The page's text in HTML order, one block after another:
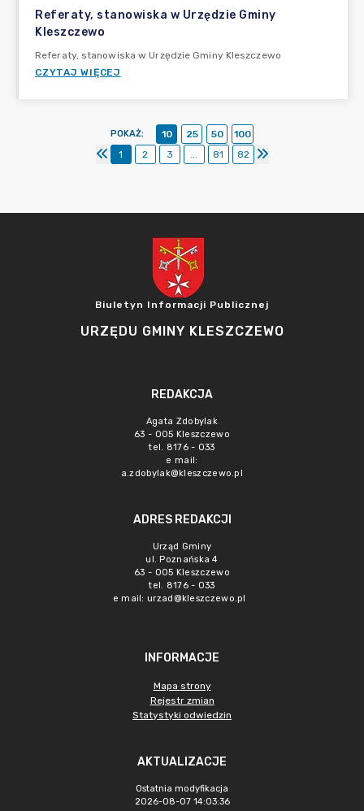
Referaty, stanowiska w Urzędzie Gminy
Kleszczewo
Referaty, stanowiska w Urzędzie Gminy Kleszczewo
CZYTAJ WIĘCEJ
POKAŻ: 10 25 50
100
1
2 3 ... 81 82
Biuletyn Informacji Publicznej
URZĘDU GMINY KLESZCZEWO
REDAKCJA
Agata Zdobylak
63 - 005 Kleszczewo
tel. 8176 - 033
e mail:
a.zdobylak@kleszczewo.pl
ADRES REDAKCJI
Urząd Gminy
ul. Poznańska 4
63 - 005 Kleszczewo
tel. 8176 - 033
e mail: urzad@kleszczewo.pl
INFORMACJE
Mapa strony
Rejestr zmian
Statystyki odwiedzin
AKTUALIZACJE
Ostatnia modyfikacja
2026-08-07 14:03:36